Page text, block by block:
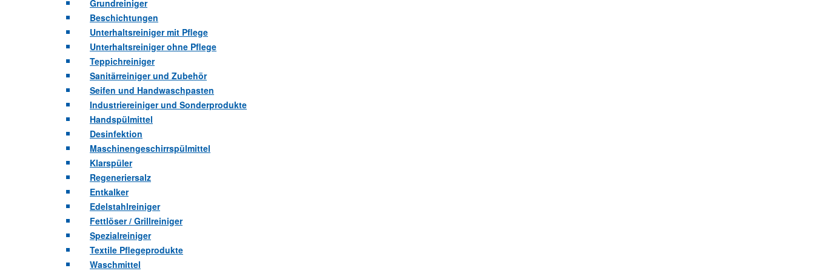
Grundreiniger
Beschichtungen
Unterhaltsreiniger mit Pflege
Unterhaltsreiniger ohne Pflege
Teppichreiniger
Sanitärreiniger und Zubehör
Seifen und Handwaschpasten
Industriereiniger und Sonderprodukte
Handspülmittel
Desinfektion
Maschinengeschirrspülmittel
Klarspüler
Regeneriersalz
Entkalker
Edelstahlreiniger
Fettlöser / Grillreiniger
Spezialreiniger
Textile Pflegeprodukte
Waschmittel